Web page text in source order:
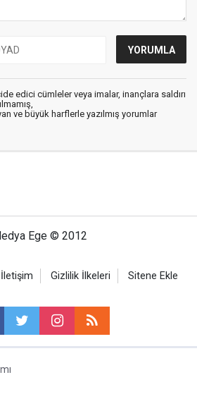
edici cümleler veya imalar, inançlara saldırı
ve büyük harflerle yazılmış yorumlar
Ege © 2012
İletişim Gizlilik İlkeleri Sitene Ekle